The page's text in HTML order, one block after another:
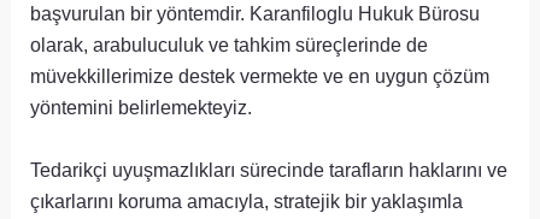
başvurulan bir yöntemdir. Karanfiloglu Hukuk Bürosu
olarak, arabuluculuk ve tahkim süreçlerinde de
müvekkillerimize destek vermekte ve en uygun çözüm
yöntemini belirlemekteyiz.
Tedarikçi uyuşmazlıkları sürecinde tarafların haklarını ve
çıkarlarını koruma amacıyla, stratejik bir yaklaşımla